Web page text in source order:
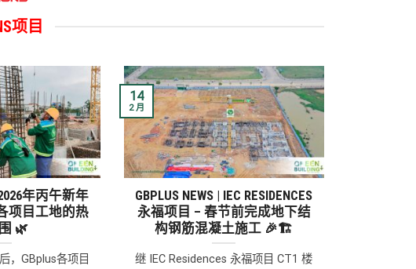
项目
年丙午新年
项目工地的热
🌿
，GBplus各项目
GBPLUS NEWS | IEC RESIDENCES
永福项目 – 春节前完成地下结
构钢筋混凝土施工 🎉🏗️
继 IEC Residences 永福项目 CT1 楼
14
2 月